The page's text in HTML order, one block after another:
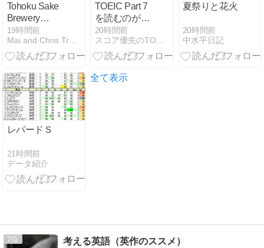
Tohoku Sake
Brewery
Itinerary: Best
Local Sake &
Breweries to
Northeast
Japan
19時間前
Mai and Chris Travel
TOEIC Part 7
を読むのが遅
い原因は「返
り読み」？前
から読むため
20時間前
スコア優先のTOEIC勉強法
夏祭りと花火
20時間前
中水平日記
レパードＳ
21時間前
データ紹介
全て表示
7 考える英語（英作のススメ）